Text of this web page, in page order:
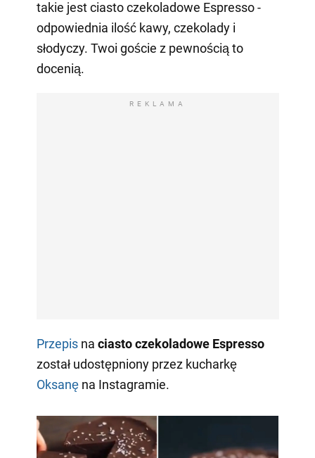
takie jest ciasto czekoladowe Espresso -
odpowiednia ilość kawy, czekolady i
słodyczy. Twoi goście z pewnością to
docenią.
REKLAMA
Przepisna ciasto czekoladowe Espresso
został udostępniony przez kucharkę
Oksanęna Instagramie.